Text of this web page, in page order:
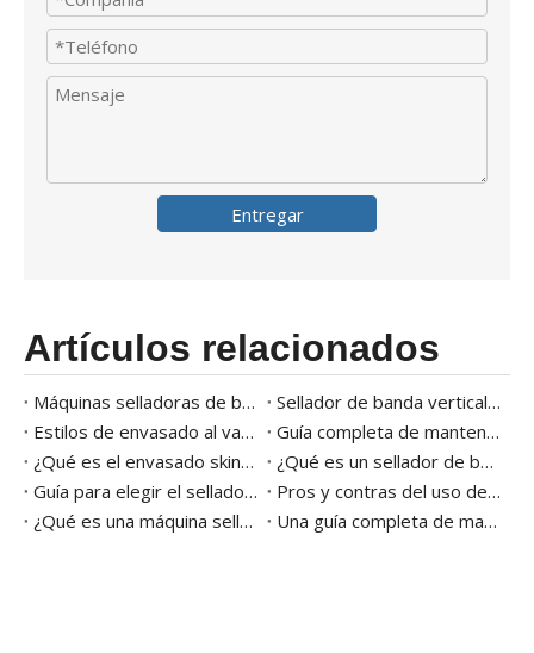
Entregar
Artículos relacionados
Máquinas selladoras de bandejas Tendencias del mercado
Sellador de banda vertical versus horizontal: ¿cuál debería elegir?
Estilos de envasado al vacío 101
Guía completa de mantenimiento y limpieza de máquinas de envasado al vacío
¿Qué es el envasado skin al vacío? Beneficios y equipamiento
¿Qué es un sellador de banda y sus usos en el embalaje?
Guía para elegir el sellador de banda adecuado para su negocio
Pros y contras del uso de selladores de banda frente a otras máquinas selladoras
¿Qué es una máquina selladora de cajas de cartón activada por agua y cómo funciona?
Una guía completa de materiales y soluciones de envasado de queso para 2026